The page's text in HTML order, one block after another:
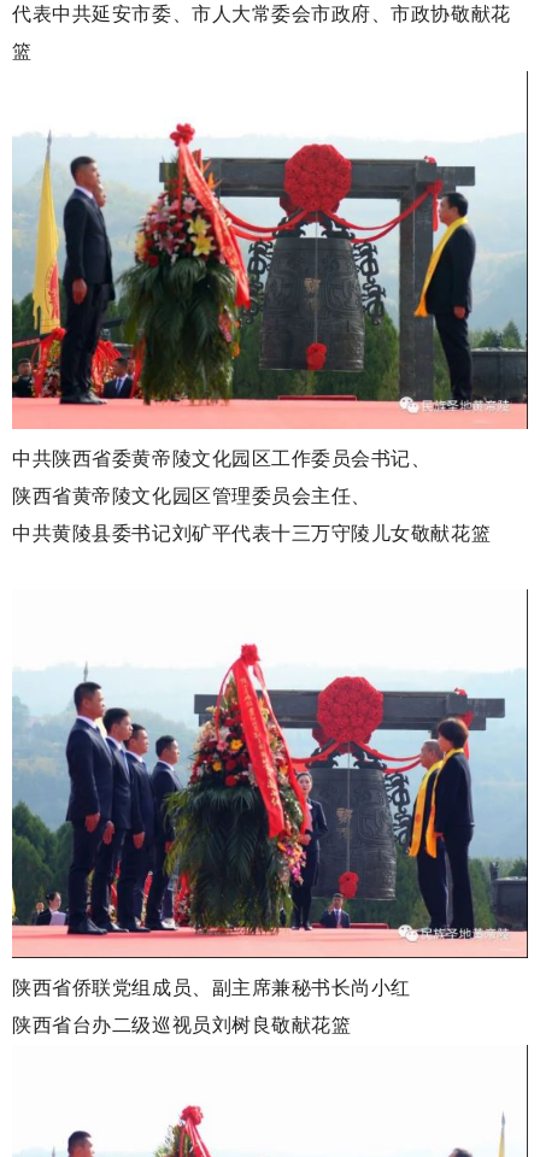
代表中共延安市委、市人大常委会市政府、市政协敬献花
篮
中共陕西省委黄帝陵文化园区工作委员会书记、
陕西省黄帝陵文化园区管理委员会主任、
中共黄陵县委书记刘矿平代表十三万守陵儿女敬献花篮
陕西省侨联党组成员、副主席兼秘书长尚小红
陕西省台办二级巡视员刘树良敬献花篮